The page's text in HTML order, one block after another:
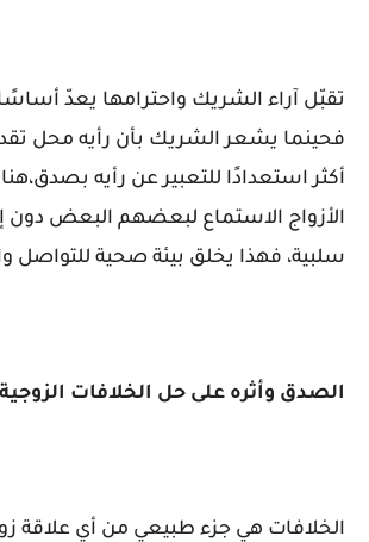
تقبّل آراء الشريك واحترامها يعدّ
فحينما يشعر الشريك بأن رأيه محل
أكثر استعدادًا للتعبير عن رأيه
الأزواج الاستماع لبعضهم البعض دون
سلبية، فهذا يخلق بيئة صحية للتواصل
الصدق وأثره على حل الخلافات الزوجية
الخلافات هي جزء طبيعي من أي علاقة